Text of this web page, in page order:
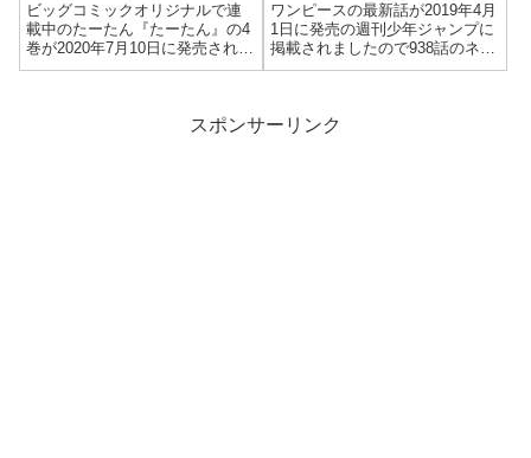
ビッグコミックオリジナルで連
載中のたーたん『たーたん』の4
巻が2020年7月10日に発売され次
の最新刊コミック5巻の発売...
ワンピースの最新話が2019年4月
1日に発売の週刊少年ジャンプに
掲載されましたので938話のネタ
バレを書いていきます！ど...
スポンサーリンク